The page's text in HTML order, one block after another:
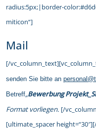
radius:5px;|border-
miticon“]
Mail
[/
senden Sie bitte an
Betreff„Bewerbung
Format vorliegen. [/
[ultimate_spacer